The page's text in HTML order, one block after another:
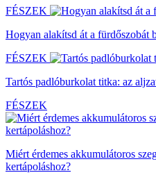
FÉSZEK
Hogyan alakítsd át a fürdőszobát
FÉSZEK
Tartós padlóburkolat titka: az
FÉSZEK
Miért érdemes akkumulátoros
kertápoláshoz?